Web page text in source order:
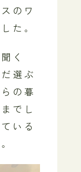
のワ
た。
く
選ぶ
の暮
でし
いる